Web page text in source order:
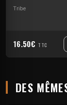
Tribe
16.50€ TTC
DES